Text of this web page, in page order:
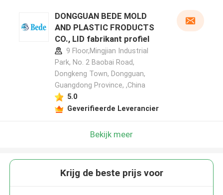
DONGGUAN BEDE MOLD
AND PLASTIC FRODUCTS
CO., LID fabrikant profiel
9 Floor,Mingjian Industrial
Park, No. 2 Baobai Road,
Dongkeng Town, Dongguan,
Guangdong Province, ,China
5.0
Geverifieerde Leverancier
Bekijk meer
Krijg de beste prijs voor